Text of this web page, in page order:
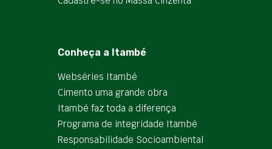
Conheça a Itambé
Webséries Itambé
Cimento uma grande obra
Itambé faz toda a diferença
Programa de integridade Itambé
Responsabilidade Socioambiental